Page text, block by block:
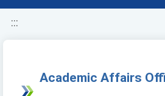
:::
Academic Affairs